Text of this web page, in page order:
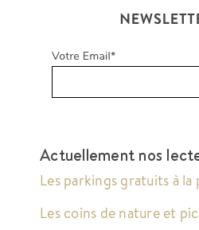
Actuellement nos
Les parkings gratuits à la
Les coins de nature et